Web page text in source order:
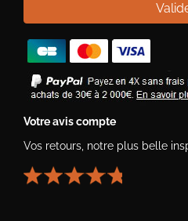
Votre avis compte
Vos retours, notre plus belle